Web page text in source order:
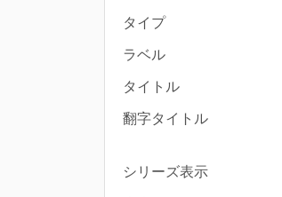
タイプ
ラベル
タイトル
翻字タイトル
シリーズ表示